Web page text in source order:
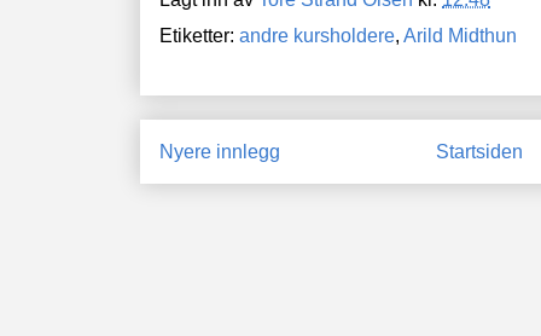
Etiketter: andre kursholdere Arild Midthun
Nyere innlegg Startsiden